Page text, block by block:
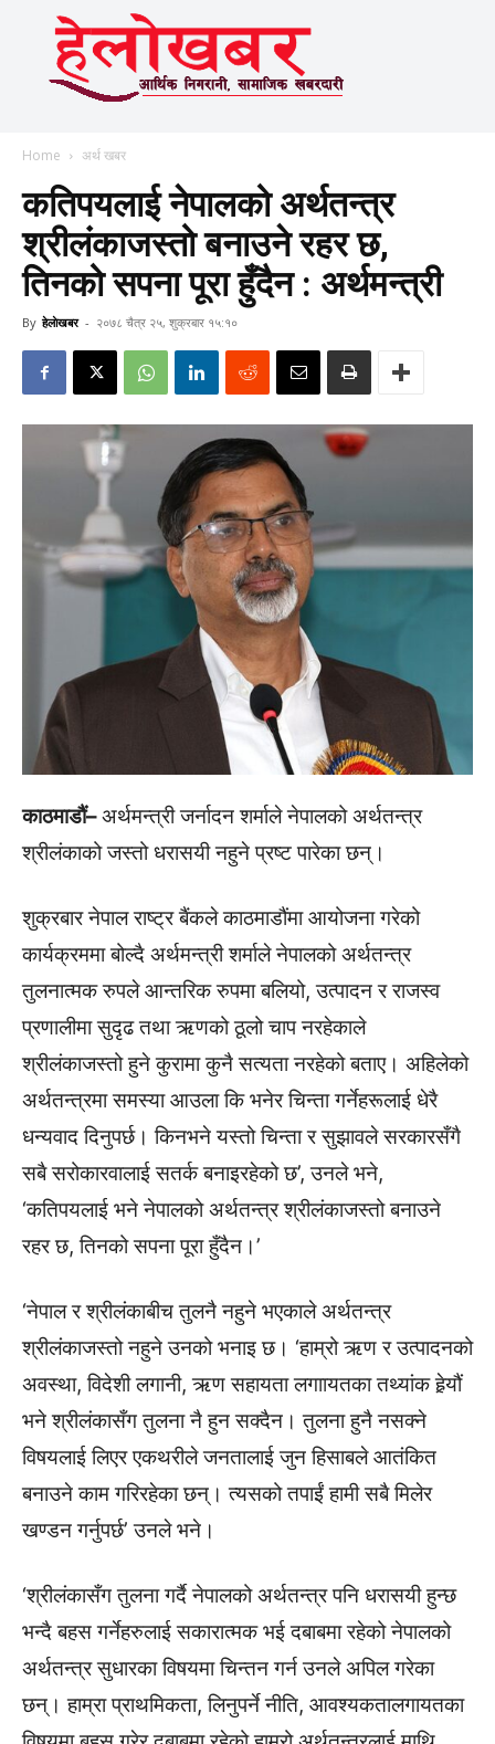
Home अर्थ खबर
कतिपयलाई नेपालको अर्थतन्त्र
श्रीलंकाजस्तो बनाउने रहर छ,
तिनको सपना पूरा हुँदैन : अर्थमन्त्री
By हेलाेखबर - २०७८ चैत्र २५, शुक्रबार १५:१०
काठमाडौं–अर्थमन्त्री जर्नादन शर्माले नेपालको अर्थतन्त्र
श्रीलंकाको जस्तो धरासयी नहुने प्रष्ट पारेका छन्।
शुक्रबार नेपाल राष्ट्र बैंकले काठमाडौंमा आयोजना गरेको
कार्यक्रममा बोल्दै अर्थमन्त्री शर्माले नेपालको अर्थतन्त्र
तुलनात्मक रुपले आन्तरिक रुपमा बलियो, उत्पादन र राजस्व
प्रणालीमा सुदृढ तथा ऋणको ठूलो चाप नरहेकाले
श्रीलंकाजस्तो हुने कुरामा कुनै सत्यता नरहेको बताए। अहिलेको
अर्थतन्त्रमा समस्या आउला कि भनेर चिन्ता गर्नेहरूलाई धेरै
धन्यवाद दिनुपर्छ। किनभने यस्तो चिन्ता र सुझावले सरकारसँगै
सबै सरोकारवालाई सतर्क बनाइरहेको छ’, उनले भने,
‘कतिपयलाई भने नेपालको अर्थतन्त्र श्रीलंकाजस्तो बनाउने
रहर छ, तिनको सपना पूरा हुँदैन।’
‘नेपाल र श्रीलंकाबीच तुलनै नहुने भएकाले अर्थतन्त्र
श्रीलंकाजस्तो नहुने उनको भनाइ छ। ‘हाम्रो ऋण र उत्पादनको
अवस्था, विदेशी लगानी, ऋण सहायता लगाायतका तथ्यांक हेर्‍यौं
भने श्रीलंकासँग तुलना नै हुन सक्दैन। तुलना हुनै नसक्ने
विषयलाई लिएर एकथरीले जनतालाई जुन हिसाबले आतंकित
बनाउने काम गरिरहेका छन्। त्यसको तपाईं हामी सबै मिलेर
खण्डन गर्नुपर्छ’ उनले भने।
‘श्रीलंकासँग तुलना गर्दै नेपालको अर्थतन्त्र पनि धरासयी हुन्छ
भन्दै बहस गर्नेहरुलाई सकारात्मक भई दबाबमा रहेको नेपालको
अर्थतन्त्र सुधारका विषयमा चिन्तन गर्न उनले अपिल गरेका
छन्। हाम्रा प्राथमिकता, लिनुपर्ने नीति, आवश्यकतालगायतका